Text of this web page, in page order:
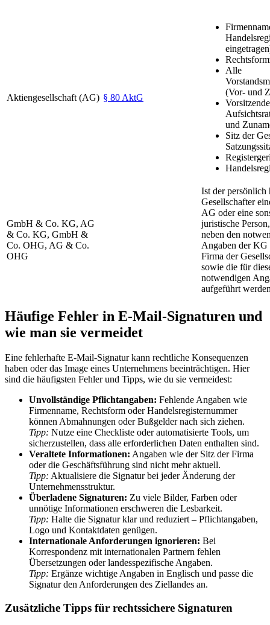
Aktiengesellschaft (AG) § 80 AktG
Alle
(Vor- und
und
Sitz der
GmbH & Co. KG, AG
& Co. KG, GmbH &
Co. OHG, AG & Co.
OHG
Ist der persönlich
Gesellschafter
AG oder eine
juristische
neben den
Angaben der KG
Firma der
sowie die für
notwendigen
aufgeführt
Häufige Fehler in E-Mail-Signaturen und
wie man sie vermeidet
Eine fehlerhafte E-Mail-Signatur kann rechtliche Konsequenzen
haben oder das Image eines Unternehmens beeinträchtigen. Hier
sind die häufigsten Fehler und Tipps, wie du sie vermeidest:
Unvollständige Pflichtangaben: Fehlende Angaben wie
Firmenname, Rechtsform oder Handelsregisternummer
können Abmahnungen oder Bußgelder nach sich ziehen.
Tipp: Nutze eine Checkliste oder automatisierte Tools, um
sicherzustellen, dass alle erforderlichen Daten enthalten sind.
Veraltete Informationen: Angaben wie der Sitz der Firma
oder die Geschäftsführung sind nicht mehr aktuell.
Tipp: Aktualisiere die Signatur bei jeder Änderung der
Unternehmensstruktur.
Überladene Signaturen: Zu viele Bilder, Farben oder
unnötige Informationen erschweren die Lesbarkeit.
Tipp: Halte die Signatur klar und reduziert – Pflichtangaben,
Logo und Kontaktdaten genügen.
Internationale Anforderungen ignorieren: Bei
Korrespondenz mit internationalen Partnern fehlen
Übersetzungen oder landesspezifische Angaben.
Tipp: Ergänze wichtige Angaben in Englisch und passe die
Signatur den Anforderungen des Ziellandes an.
Zusätzliche Tipps für rechtssichere Signaturen